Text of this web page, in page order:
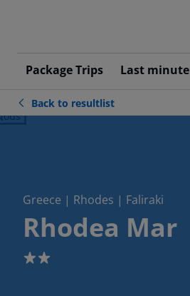
Package Trips Last minute
Back to resultlist
Greece | Rhodes | Faliraki
Rhodea Mar
2